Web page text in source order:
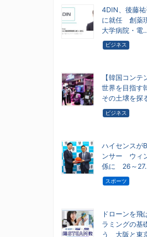
4DIN、後藤
に就任 創薬
大学病院・電
ビジネス
【韓国コンテ
世界を目指す
その土壌を探
ビジネス
ハイセンスが
ンサー ウィ
係に 26～
スポーツ
ドローンを飛
ラミングの基
う 大阪と東